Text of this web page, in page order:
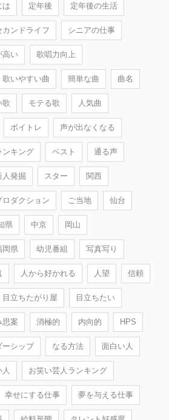
は 定年後 定年後の生活
カンドライフ シニアの仕事
高い 歌唱力向上
歌いやすい曲 簡単な曲 曲名
歌 モテる歌 人気曲
ボイトレ 声が出なくなる
ンキング ベスト 通る声
人発掘 スター 関西
ロダクション ご当地 仙台
県 中京 岡山
岡県 幼児番組 写真写り
人から好かれる 人望 信頼
目立ちたがり屋 目立ちたい
思案 消極的 内向的 HPS
ーシップ なる方法 面白い人
お笑い芸人ランキング
幸せにする仕事 夢を与える仕事